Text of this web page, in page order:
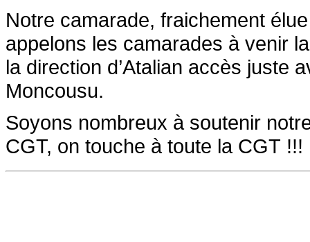
Notre camarade, fraichement
appelons les camarades à venir
la direction d’Atalian accès juste
Moncousu.
Soyons nombreux à soutenir
CGT, on touche à toute la CGT !!!